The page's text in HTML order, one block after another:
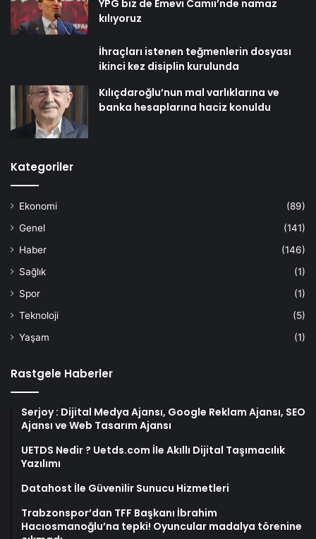
YPG biz de Emevi Camii’nde namaz
kılıyoruz
İhraçları istenen teğmenlerin dosyası
ikinci kez disiplin kurulunda
Kılıçdaroğlu’nun mal varlıklarına ve
banka hesaplarına haciz konuldu
Kategoriler
Ekonomi
(89)
Genel
(141)
Haber
(146)
Sağlık
(1)
Spor
(1)
Teknoloji
(5)
Yaşam
(1)
Rastgele Haberler
Serjoy : Dijital Medya Ajansı, Google Reklam Ajansı, SEO
Ajansı ve Web Tasarım Ajansı
UETDS Nedir ? Uetds.com İle Akıllı Dijital Taşımacılık
Yazılımı
Datahost İle Güvenilir Sunucu Hizmetleri
Trabzonspor’dan TFF Başkanı İbrahim
Hacıosmanoğlu’na tepki! Oyuncular madalya törenine